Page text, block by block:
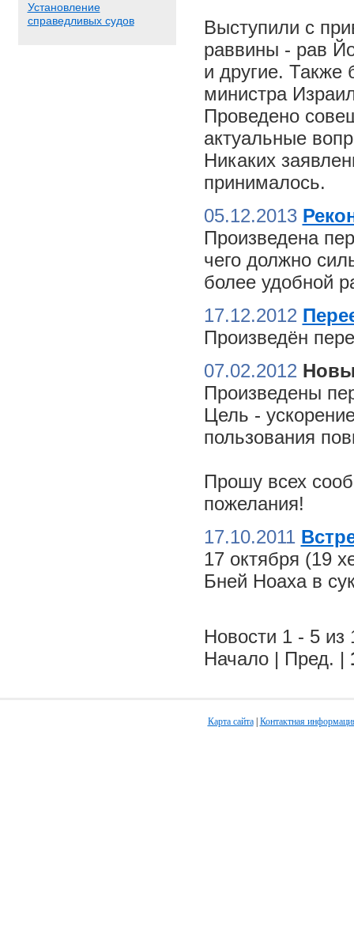
Установление
справедливых судов
Выступили с
раввины - рав
и другие. Также
министра
Проведено
актуальные
Никаких
принималось.
05.12.2013
Произведена
чего должно
более удобной
17.12.2012
Произведён
07.02.2012
Произведены
Цель -
пользования
Прошу всех
пожелания!
17.10.2011
17 октября (19
Бней Ноаха в
Новости 1 - 5 из
Начало | Пред. |
Карта сайта| Контактная